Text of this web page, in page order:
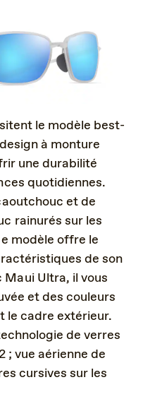
le modèle best-
à monture
une durabilité
quotidiennes.
et de
rainurés sur les
modèle offre le
de son
Maui Ultra, il vous
et des couleurs
le cadre extérieur.
de verres
; vue aérienne de
cursives sur les